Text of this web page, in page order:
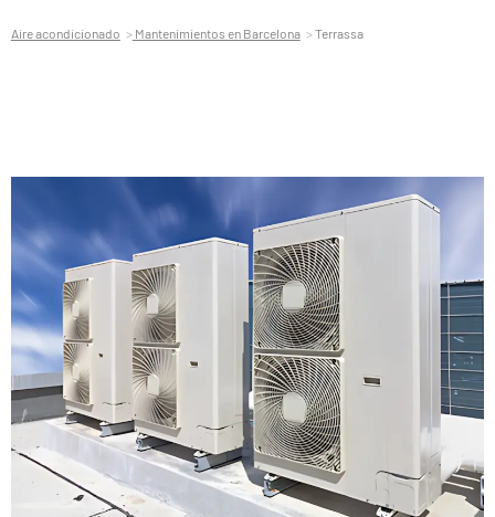
Aire acondicionado Mantenimientos en Barcelona Terrassa